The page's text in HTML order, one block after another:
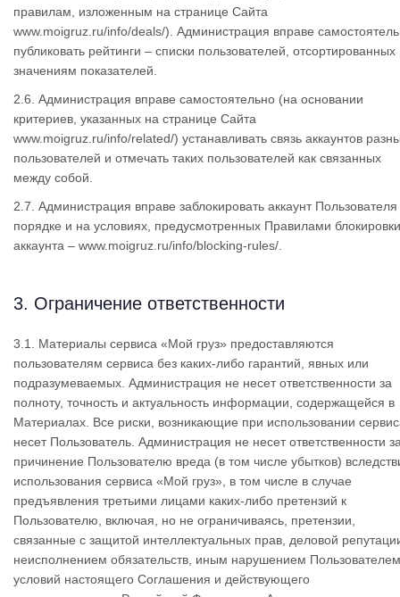
правилам, изложенным на странице Сайта
www.moigruz.ru/info/deals/). Администрация вправе
публиковать рейтинги – списки пользователей, отсортированных
значениям показателей.
2.6. Администрация вправе самостоятельно (на основании
критериев, указанных на странице Сайта
www.moigruz.ru/info/related/) устанавливать связь аккаунтов
пользователей и отмечать таких пользователей как связанных
между собой.
2.7. Администрация вправе заблокировать аккаунт Пользователя
порядке и на условиях, предусмотренных Правилами блокировки
аккаунта – www.moigruz.ru/info/blocking-rules/.
3. Ограничение ответственности
3.1. Материалы сервиса «Мой груз» предоставляются
пользователям сервиса без каких-либо гарантий, явных или
подразумеваемых. Администрация не несет ответственности за
полноту, точность и актуальность информации, содержащейся в
Материалах. Все риски, возникающие при использовании
несет Пользователь. Администрация не несет ответственности
причинение Пользователю вреда (в том числе убытков)
использования сервиса «Мой груз», в том числе в случае
предъявления третьими лицами каких-либо претензий к
Пользователю, включая, но не ограничиваясь, претензии,
связанные с защитой интеллектуальных прав, деловой
неисполнением обязательств, иным нарушением Пользователем
условий настоящего Соглашения и действующего